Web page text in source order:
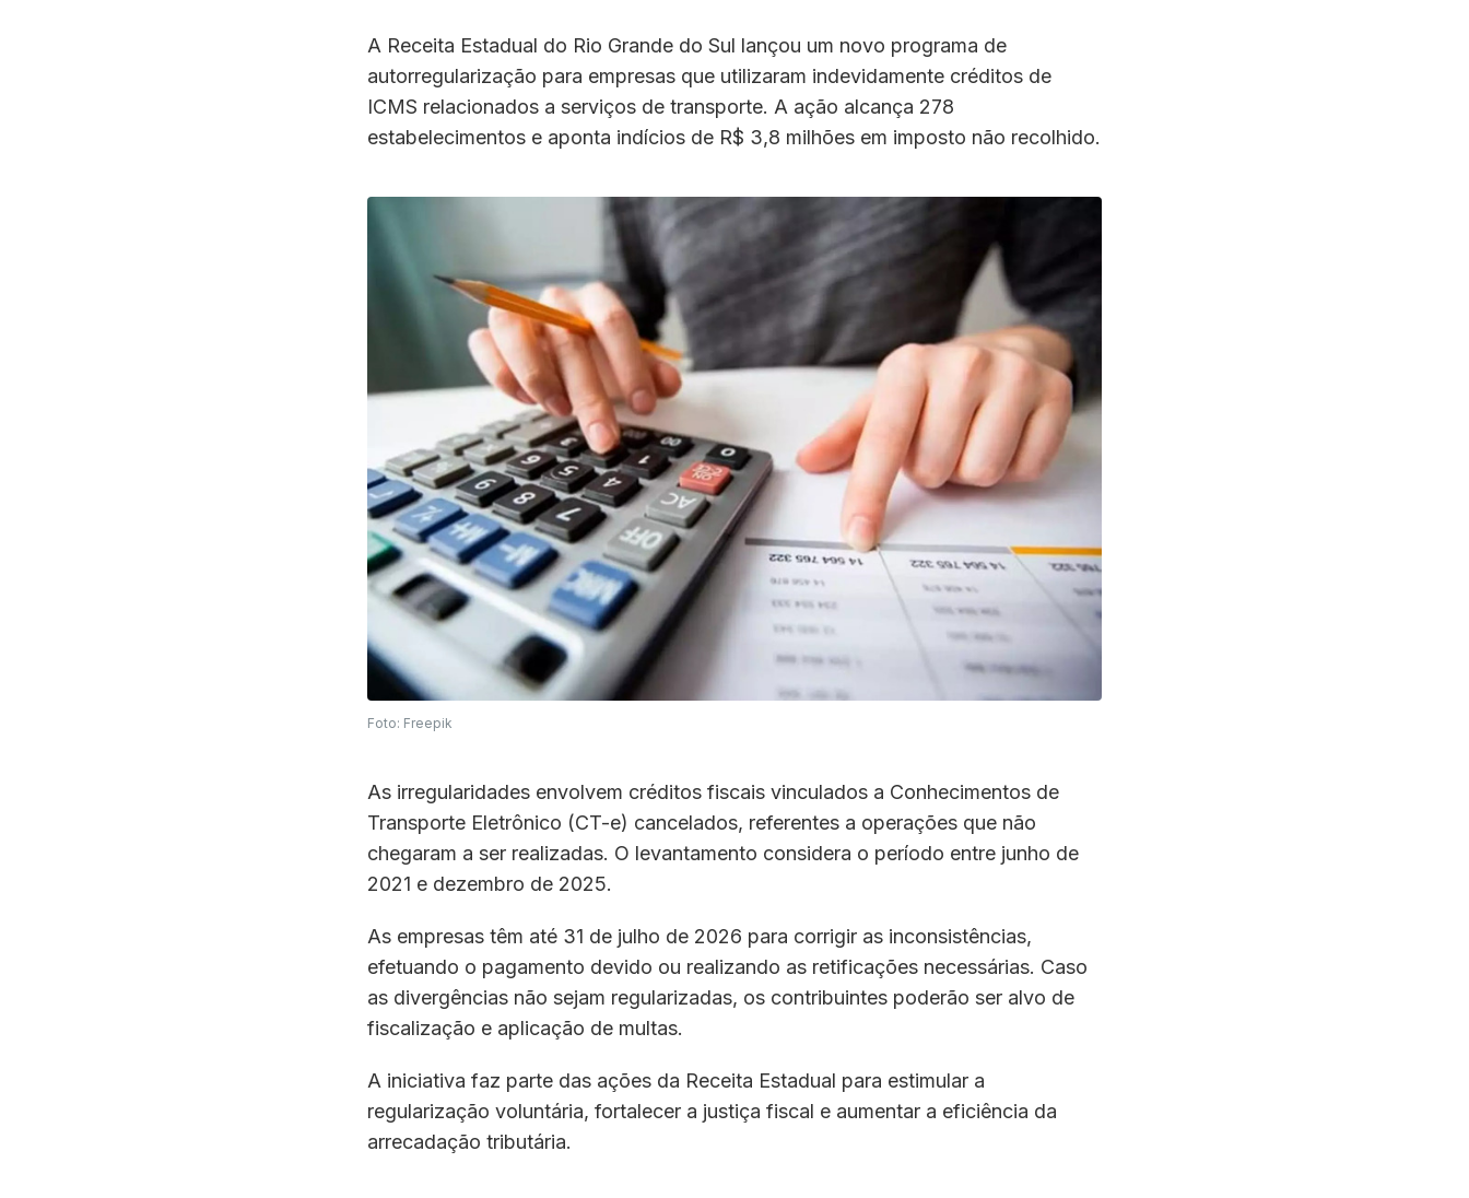
A Receita Estadual do Rio Grande do Sul lançou um novo programa de
autorregularização para empresas que utilizaram indevidamente créditos de
ICMS relacionados a serviços de transporte. A ação alcança 278
estabelecimentos e aponta indícios de R$ 3,8 milhões em imposto não recolhido.
Foto: Freepik
As irregularidades envolvem créditos fiscais vinculados a Conhecimentos de
Transporte Eletrônico (CT-e) cancelados, referentes a operações que não
chegaram a ser realizadas. O levantamento considera o período entre junho de
2021 e dezembro de 2025.
As empresas têm até 31 de julho de 2026 para corrigir as inconsistências,
efetuando o pagamento devido ou realizando as retificações necessárias. Caso
as divergências não sejam regularizadas, os contribuintes poderão ser alvo de
fiscalização e aplicação de multas.
A iniciativa faz parte das ações da Receita Estadual para estimular a
regularização voluntária, fortalecer a justiça fiscal e aumentar a eficiência da
arrecadação tributária.